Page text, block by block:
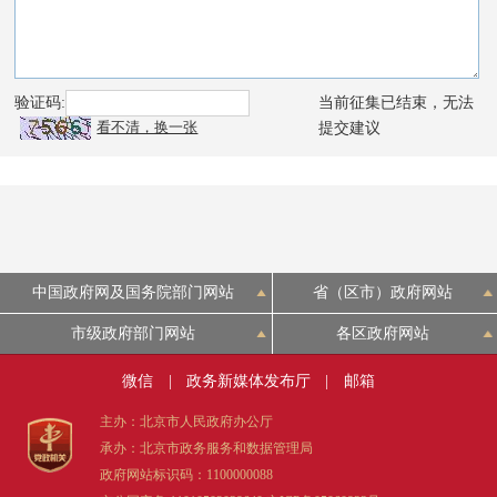
中国政府网及国务院部门网站 省（区市）政府网站
市级政府部门网站 各区政府网站
微信 政务新媒体发布厅 邮箱
主办：北京市人民政府办公厅
承办：北京市政务服务和数据管理局
政府网站标识码：1100000088